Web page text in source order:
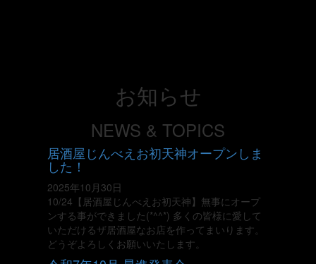
お知らせ
​NEWS & TOPICS
居酒屋じんべえお初天神オープンしま
した！
2025年10月30日
10/24【居酒屋じんべえお初天神】無事にオープ
ンする事ができました(*^^*) 多くの皆様に愛して
いただけるザ居酒屋なお店を作ってまいります。
どうぞよろしくお願いいたします。